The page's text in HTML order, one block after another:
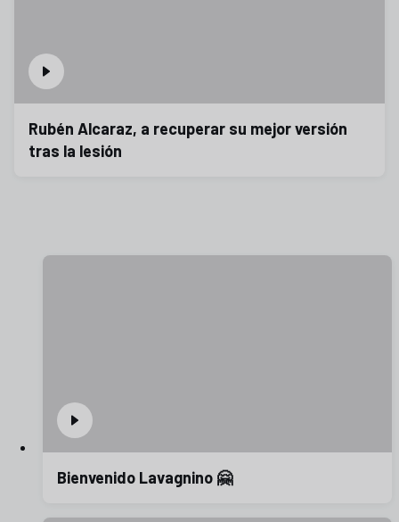
Rubén Alcaraz, a recuperar su mejor versión
tras la lesión
Bienvenido Lavagnino 🤗